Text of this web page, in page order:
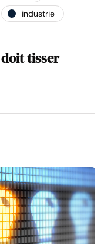
industrie
tisser